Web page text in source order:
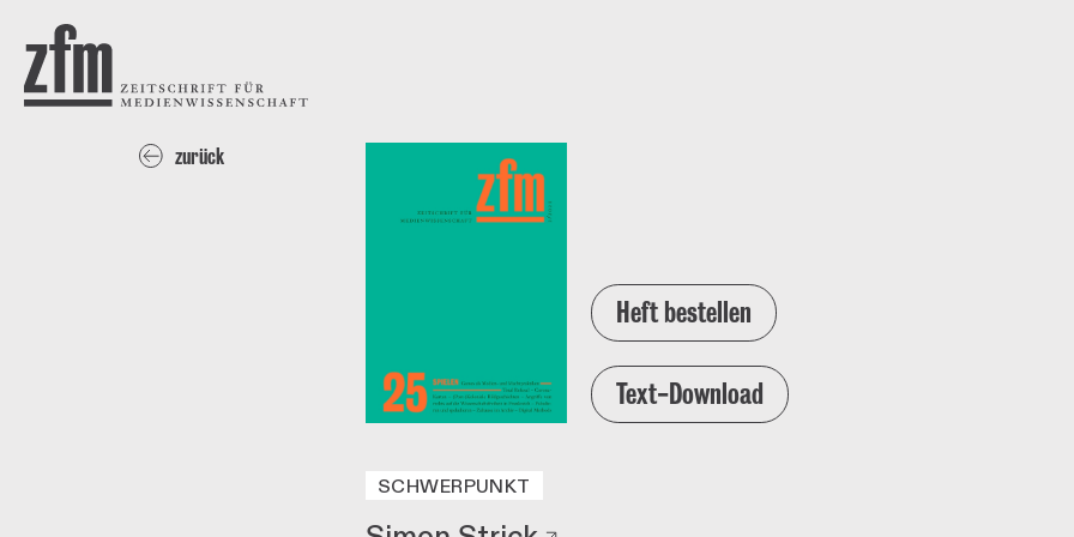
ZEITSCHRIFT FÜR
MEDIENWISSENSCHAFT
zurück
Heft bestellen
Text-Download
SCHWERPUNKT